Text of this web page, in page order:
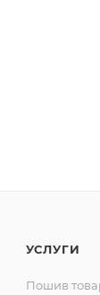
УСЛУГИ
Пошив